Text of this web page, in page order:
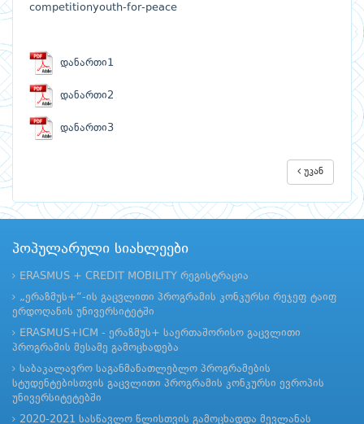
competitionyouth-for-peace
დანართი1
დანართი2
დანართი3
უკან
პოპულარული სიახლეები
ERASMUS + CREDIT MOBILITY რეგისტრაცია
„ერაზმუს+“-ის გაცვლითი პროგრამის კონკურსი რეჯეფ ტაიფ
ერდოღანის უნივერსიტეტში
ERASMUS+ICM - ერაზმუს+ საერთაშორისო გაცვლითი
პროგრამის მესამე გამოცხადება
საბაკალავრო საგანმანათლებლო პროგრამების
სტუდენტებისთვის გაცვლითი პროგრამის კონკურსი ევროპის
უნივერსიტეტებში
2020-2021 სასწავლო წლისთვის გამოცხადდა მევლანას